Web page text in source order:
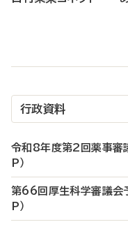
行政資料
令和8年度第2回薬事審
P）
第66回厚生科学審議会
P）